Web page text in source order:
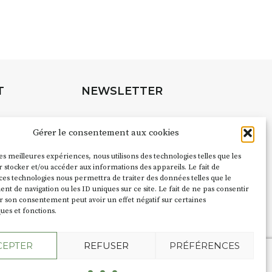
Gérer le consentement aux cookies
meilleures expériences, nous utilisons des technologies telles que les
stocker et/ou accéder aux informations des appareils. Le fait de
technologies nous permettra de traiter des données telles que le
de navigation ou les ID uniques sur ce site. Le fait de ne pas consentir
son consentement peut avoir un effet négatif sur certaines
et fonctions.
REFUSER PRÉFÉRENCES
les rues, les caves, les granges
à d’autres activités culturelles de la
Cochon Charbons’inscrit comme
festival d’Auzon 2026 (2 /22 août).
le nom :Fumoir?
terme employé dans les actes de
lieu. Jusqu’à la fin du XXe siècle,
et précédemment ç’avait été un
pour
NEWSLETTER
NOUS CONTACTER
Oktopod